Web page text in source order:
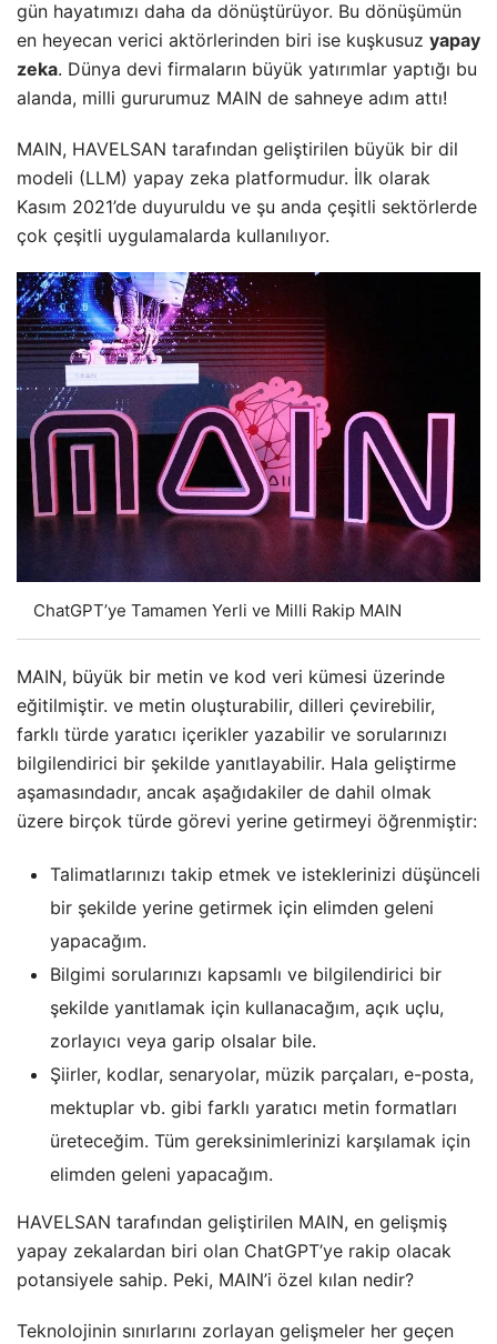
gün hayatımızı daha da dönüştürüyor. Bu dönüşümün
en heyecan verici aktörlerinden biri ise kuşkusuz yapay
zeka. Dünya devi firmaların büyük yatırımlar yaptığı bu
alanda, milli gururumuz MAIN de sahneye adım attı!
MAIN, HAVELSAN tarafından geliştirilen büyük bir dil
modeli (LLM) yapay zeka platformudur. İlk olarak
Kasım 2021’de duyuruldu ve şu anda çeşitli sektörlerde
çok çeşitli uygulamalarda kullanılıyor.
ChatGPT’ye Tamamen Yerli ve Milli Rakip MAIN
MAIN, büyük bir metin ve kod veri kümesi üzerinde
eğitilmiştir. ve metin oluşturabilir, dilleri çevirebilir,
farklı türde yaratıcı içerikler yazabilir ve sorularınızı
bilgilendirici bir şekilde yanıtlayabilir. Hala geliştirme
aşamasındadır, ancak aşağıdakiler de dahil olmak
üzere birçok türde görevi yerine getirmeyi öğrenmiştir:
Talimatlarınızı takip etmek ve isteklerinizi düşünceli
bir şekilde yerine getirmek için elimden geleni
yapacağım.
Bilgimi sorularınızı kapsamlı ve bilgilendirici bir
şekilde yanıtlamak için kullanacağım, açık uçlu,
zorlayıcı veya garip olsalar bile.
Şiirler, kodlar, senaryolar, müzik parçaları, e-posta,
mektuplar vb. gibi farklı yaratıcı metin formatları
üreteceğim. Tüm gereksinimlerinizi karşılamak için
elimden geleni yapacağım.
HAVELSAN tarafından geliştirilen MAIN, en gelişmiş
yapay zekalardan biri olan ChatGPT’ye rakip olacak
potansiyele sahip. Peki, MAIN’i özel kılan nedir?
Teknolojinin sınırlarını zorlayan gelişmeler her geçen